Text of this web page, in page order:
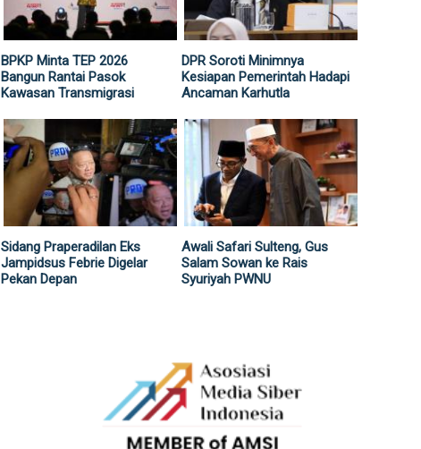
BPKP Minta TEP 2026
Bangun Rantai Pasok
Kawasan Transmigrasi
DPR Soroti Minimnya
Kesiapan Pemerintah Hadapi
Ancaman Karhutla
Sidang Praperadilan Eks
Jampidsus Febrie Digelar
Pekan Depan
Awali Safari Sulteng, Gus
Salam Sowan ke Rais
Syuriyah PWNU